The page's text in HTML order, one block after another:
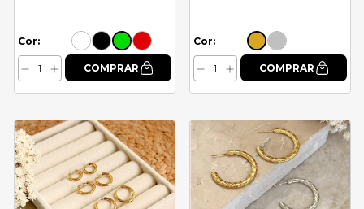
Cor: Cor: